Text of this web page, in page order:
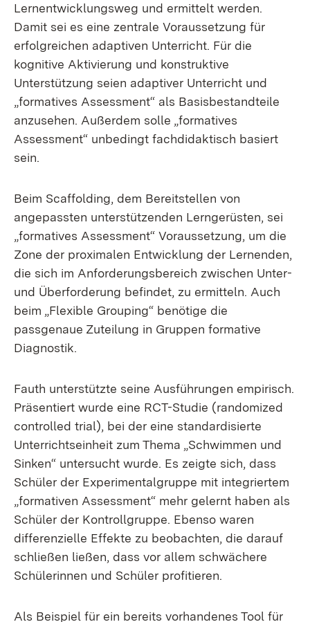
Lernentwicklungsweg und ermittelt werden.
Damit sei es eine zentrale Voraussetzung für
erfolgreichen adaptiven Unterricht. Für die
kognitive Aktivierung und konstruktive
Unterstützung seien adaptiver Unterricht und
„formatives Assessment“ als Basisbestandteile
anzusehen. Außerdem solle „formatives
Assessment“ unbedingt fachdidaktisch basiert
sein.
Beim Scaffolding, dem Bereitstellen von
angepassten unterstützenden Lerngerüsten, sei
„formatives Assessment“ Voraussetzung, um die
Zone der proximalen Entwicklung der Lernenden,
die sich im Anforderungsbereich zwischen Unter-
und Überforderung befindet, zu ermitteln. Auch
beim „Flexible Grouping“ benötige die
passgenaue Zuteilung in Gruppen formative
Diagnostik.
Fauth unterstützte seine Ausführungen empirisch.
Präsentiert wurde eine RCT-Studie (randomized
controlled trial), bei der eine standardisierte
Unterrichtseinheit zum Thema „Schwimmen und
Sinken“ untersucht wurde. Es zeigte sich, dass
Schüler der Experimentalgruppe mit integriertem
„formativen Assessment“ mehr gelernt haben als
Schüler der Kontrollgruppe. Ebenso waren
differenzielle Effekte zu beobachten, die darauf
schließen ließen, dass vor allem schwächere
Schülerinnen und Schüler profitieren.
Als Beispiel für ein bereits vorhandenes Tool für